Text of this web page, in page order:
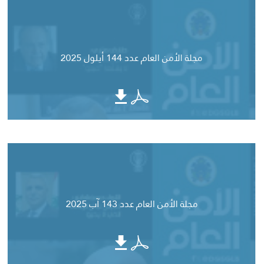
مجلة الأمن العام عدد 144 أيلول 2025
مجلة الأمن العام عدد 143 آب 2025